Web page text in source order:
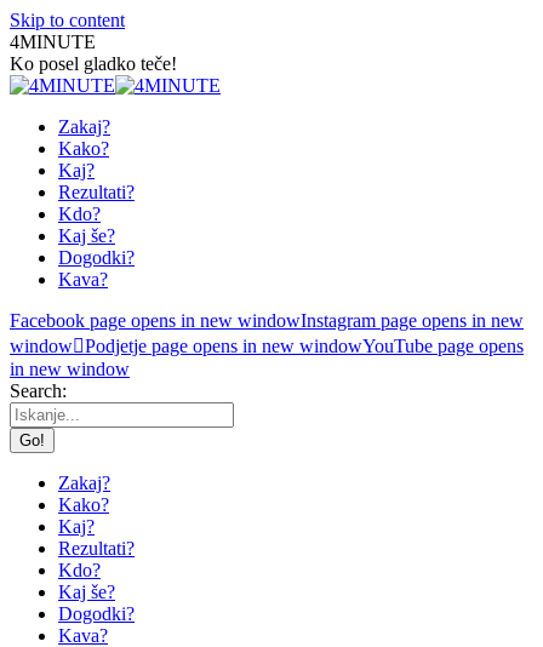
Skip to content
4MINUTE
Ko posel gladko teče!
Zakaj?
Kako?
Kaj?
Rezultati?
Kdo?
Kaj še?
Dogodki?
Kava?
Facebook page opens in new windowInstagram page opens in new
window Podjetje page opens in new windowYouTube page opens
in new window
Search:
Zakaj?
Kako?
Kaj?
Rezultati?
Kdo?
Kaj še?
Dogodki?
Kava?